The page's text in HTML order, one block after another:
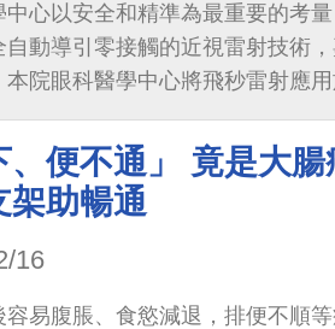
中心以安全和精準為最重要的考
自動導引零接觸的近視雷射技術
本院眼科醫學中心將飛秒雷射應
的部分，其優點包括以雷射切割
、便不通」 竟是大
架助暢通
16
容易腹脹、食慾減退，排便不順